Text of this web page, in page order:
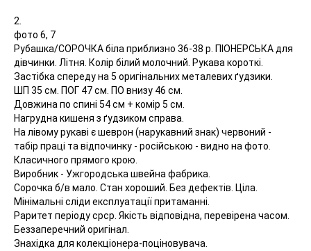
2.
фото 6, 7
Рубашка/СОРОЧКА біла приблизно 36-38 р. ПІОНЕРСЬКА для
дівчинки. Літня. Колір білий молочний. Рукава короткі.
Застібка спереду на 5 оригінальних металевих ґудзики.
ШП 35 см. ПОГ 47 см. ПО внизу 46 см.
Довжина по спині 54 см + комір 5 см.
Нагрудна кишеня з ґудзиком справа.
На лівому рукаві є шеврон (нарукавний знак) червоний -
табір праці та відпочинку - російською - видно на фото.
Класичного прямого крою.
Виробник - Ужгородська швейна фабрика.
Сорочка б/в мало. Стан хороший. Без дефектів. Ціла.
Мінімальні сліди експлуатації притаманні.
Раритет періоду срср. Якість відповідна, перевірена часом.
Беззаперечний оригінал.
Знахідка для колекціонера-поціновувача.